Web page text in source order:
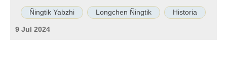
Ñingtik Yabzhi Longchen Ñingtik Historia
9 Jul 2024